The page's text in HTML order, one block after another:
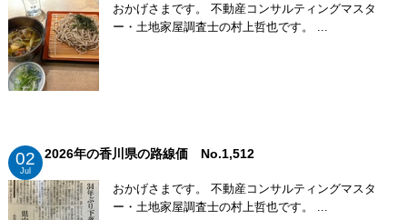
おかげさまです。 不動産コンサルティングマスタ
ー・土地家屋調査士の村上哲也です。 ...
02
Jul
2026年の香川県の路線価 No.1,512
おかげさまです。 不動産コンサルティングマスタ
ー・土地家屋調査士の村上哲也です。 ...